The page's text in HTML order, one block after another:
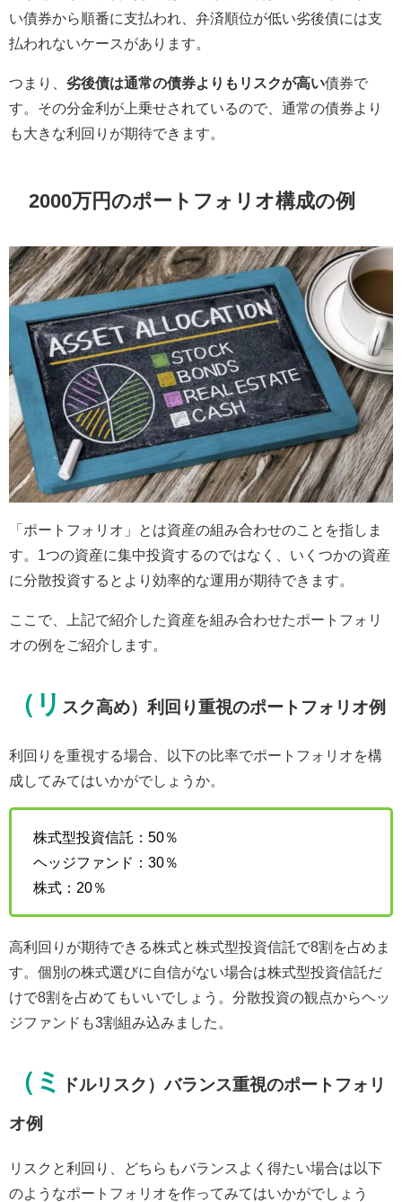
い債券から順番に支払われ、弁済順位が低い劣後債には支
払われないケースがあります。
つまり、 劣後債は通常の債券よりもリスクが高い債券で
す。その分金利が上乗せされているので、通常の債券より
も大きな利回りが期待できます。
2000万円のポートフォリオ構成の例
「ポートフォリオ」とは資産の組み合わせのことを指しま
す。1つの資産に集中投資するのではなく、いくつかの資産
に分散投資するとより効率的な運用が期待できます。
ここで、上記で紹介した資産を組み合わせたポートフォリ
オの例をご紹介します。
（リ スク高め）利回り重視のポートフォリオ例
利回りを重視する場合、以下の比率でポートフォリオを構
成してみてはいかがでしょうか。
株式型投資信託：50％
ヘッジファンド：30％
株式：20％
高利回りが期待できる株式と株式型投資信託で8割を占めま
す。個別の株式選びに自信がない場合は株式型投資信託だ
けで8割を占めてもいいでしょう。分散投資の観点からヘッ
ジファンドも3割組み込みました。
（ミ ドルリスク）バランス重視のポートフォリ
オ例
リスクと利回り、どちらもバランスよく得たい場合は以下
のようなポートフォリオを作ってみてはいかがでしょう